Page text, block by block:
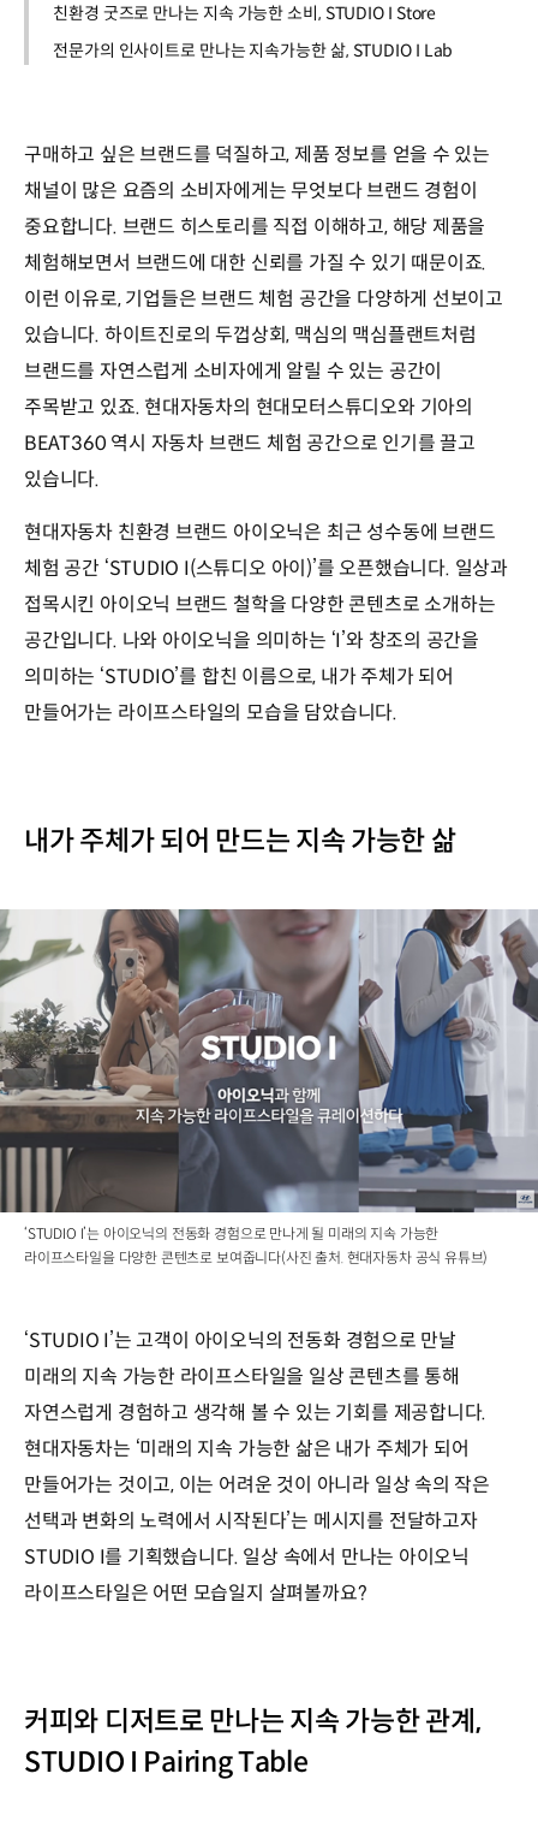
친환경 굿즈로 만나는 지속 가능한 소비, STUDIO I Store
전문가의 인사이트로 만나는 지속가능한 삶, STUDIO I Lab
구매하고 싶은 브랜드를 덕질하고, 제품 정보를 얻을 수 있는
채널이 많은 요즘의 소비자에게는 무엇보다 브랜드 경험이
중요합니다. 브랜드 히스토리를 직접 이해하고, 해당 제품을
체험해보면서 브랜드에 대한 신뢰를 가질 수 있기 때문이죠.
이런 이유로, 기업들은 브랜드 체험 공간을 다양하게 선보이고
있습니다. 하이트진로의 두껍상회, 맥심의 맥심플랜트처럼
브랜드를 자연스럽게 소비자에게 알릴 수 있는 공간이
주목받고 있죠. 현대자동차의 현대모터스튜디오와 기아의
BEAT360 역시 자동차 브랜드 체험 공간으로 인기를 끌고
있습니다.
현대자동차 친환경 브랜드 아이오닉은 최근 성수동에 브랜드
체험 공간 ‘STUDIO I(스튜디오 아이)’를 오픈했습니다. 일상과
접목시킨 아이오닉 브랜드 철학을 다양한 콘텐츠로 소개하는
공간입니다. 나와 아이오닉을 의미하는 ‘I’와 창조의 공간을
의미하는 ‘STUDIO’를 합친 이름으로, 내가 주체가 되어
만들어가는 라이프스타일의 모습을 담았습니다.
내가 주체가 되어 만드는 지속 가능한 삶
‘STUDIO I’는 아이오닉의 전동화 경험으로 만나게 될 미래의 지속 가능한
라이프스타일을 다양한 콘텐츠로 보여줍니다(사진 출처. 현대자동차 공식 유튜브)
‘STUDIO I’는 고객이 아이오닉의 전동화 경험으로 만날
미래의 지속 가능한 라이프스타일을 일상 콘텐츠를 통해
자연스럽게 경험하고 생각해 볼 수 있는 기회를 제공합니다.
현대자동차는 ‘미래의 지속 가능한 삶은 내가 주체가 되어
만들어가는 것이고, 이는 어려운 것이 아니라 일상 속의 작은
선택과 변화의 노력에서 시작된다’는 메시지를 전달하고자
STUDIO I를 기획했습니다. 일상 속에서 만나는 아이오닉
라이프스타일은 어떤 모습일지 살펴볼까요?
커피와 디저트로 만나는 지속 가능한 관계,
STUDIO I Pairing Table